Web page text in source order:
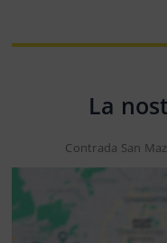
La
Contrada San